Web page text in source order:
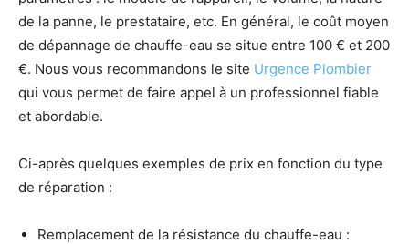
de la panne, le prestataire, etc. En général, le coût moyen
de dépannage de chauffe-eau se situe entre 100 € et 200
€. Nous vous recommandons le site Urgence Plombier
qui vous permet de faire appel à un professionnel fiable
et abordable.
Ci-après quelques exemples de prix en fonction du type
de réparation :
Remplacement de la résistance du chauffe-eau :